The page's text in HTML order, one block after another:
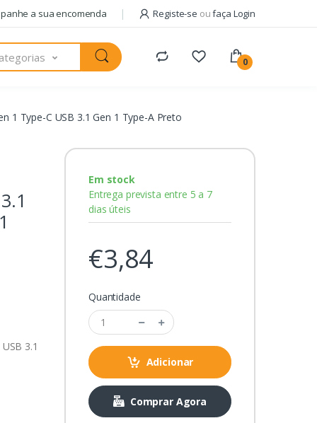
a sua encomenda Registe-se oufaça Login
0
1 Type-C USB 3.1 Gen 1 Type-A Preto
3.1
Em stock
Entrega prevista entre 5 a 7
dias úteis
€3,84
Quantidade
Adicionar
Comprar Agora